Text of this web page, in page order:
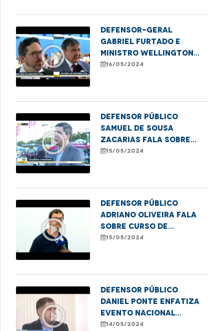
play_circle_outline
Defensor-geral
Gabriel Furtado e
Ministro Wellington
Dias destacam ações
Maranhão
16/05/2024
play_circle_outline
Defensor público
Samuel de Sousa
Zacarias fala sobre
mutirão de combate ao
15/05/2024
play_circle_outline
Defensor público
Adriano Oliveira fala
sobre curso de
formação de
15/05/2024
play_circle_outline
Defensor público
Daniel Ponte enfatiza
evento nacional
"Direito de Existir" em
14/05/2024